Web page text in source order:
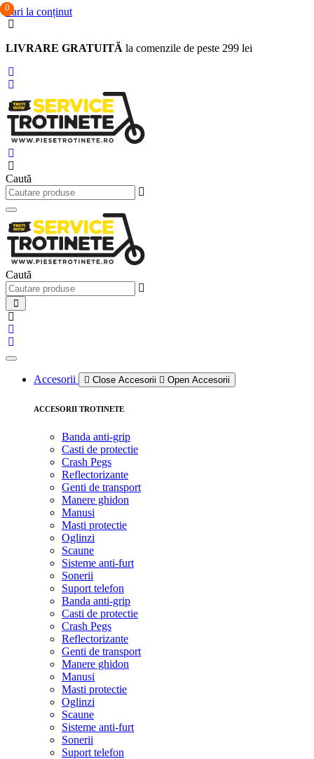
Sari la conținut
LIVRARE GRATUITĂ la comenzile de peste 299 lei
0
Caută
Caută
0
0
Accesorii Close Accesorii Open Accesorii
ACCESORII TROTINETE
Banda anti-grip
Casti de protectie
Crash Pegs
Reflectorizante
Genti de transport
Manere ghidon
Manusi
Masti protectie
Oglinzi
Scaune
Sisteme anti-furt
Sonerii
Suport telefon
Banda anti-grip
Casti de protectie
Crash Pegs
Reflectorizante
Genti de transport
Manere ghidon
Manusi
Masti protectie
Oglinzi
Scaune
Sisteme anti-furt
Sonerii
Suport telefon